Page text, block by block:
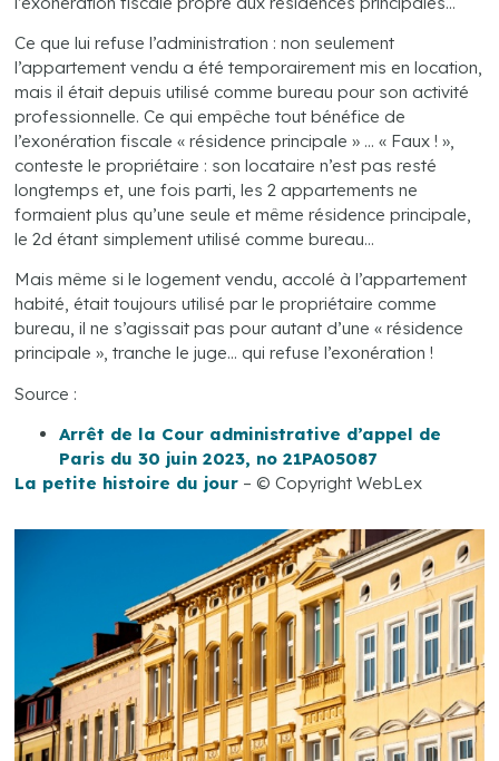
Ce que lui refuse l’administration : non seulement
l’appartement vendu a été temporairement mis en location,
mais il était depuis utilisé comme bureau pour son activité
professionnelle. Ce qui empêche tout bénéfice de
l’exonération fiscale « résidence principale » … « Faux ! »,
conteste le propriétaire : son locataire n’est pas resté
longtemps et, une fois parti, les 2 appartements ne
formaient plus qu’une seule et même résidence principale,
le 2d étant simplement utilisé comme bureau…
Mais même si le logement vendu, accolé à l’appartement
habité, était toujours utilisé par le propriétaire comme
bureau, il ne s’agissait pas pour autant d’une « résidence
principale », tranche le juge… qui refuse l’exonération !
Source :
Arrêt de la Cour administrative d’appel de
Paris du 30 juin 2023, no 21PA05087
La petite histoire du jour – © Copyright WebLex